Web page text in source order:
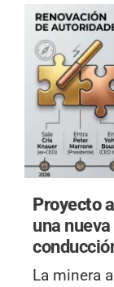
Proyecto
una
La minera